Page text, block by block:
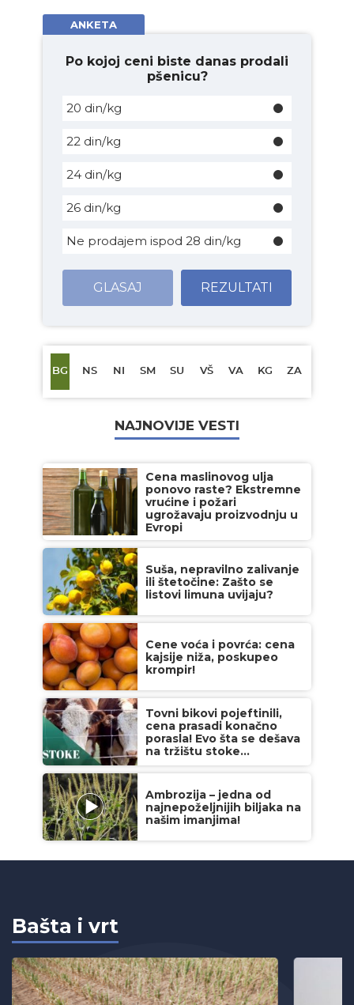
ANKETA
Po kojoj ceni biste danas prodali
pšenicu?
20 din/kg
22 din/kg
24 din/kg
26 din/kg
Ne prodajem ispod 28 din/kg
GLASAJ REZULTATI
BG NS NI SM SU VŠ VA KG ZA
NAJNOVIJE VESTI
Cena maslinovog ulja
ponovo raste? Ekstremne
vrućine i požari
ugrožavaju proizvodnju u
Evropi
Suša, nepravilno zalivanje
ili štetočine: Zašto se
listovi limuna uvijaju?
Cene voća i povrća: cena
kajsije niža, poskupeo
krompir!
Tovni bikovi pojeftinili,
cena prasadi konačno
porasla! Evo šta se dešava
na tržištu stoke...
Ambrozija – jedna od
najnepoželjnijih biljaka na
našim imanjima!
Bašta i vrt